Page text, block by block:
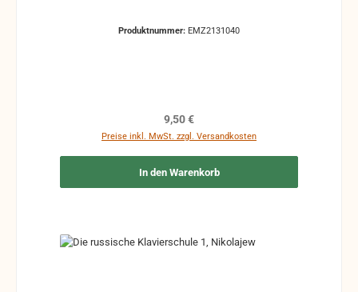
Produktnummer: EMZ2131040
Regulärer Preis:
9,50 €
Preise inkl. MwSt. zzgl. Versandkosten
In den Warenkorb